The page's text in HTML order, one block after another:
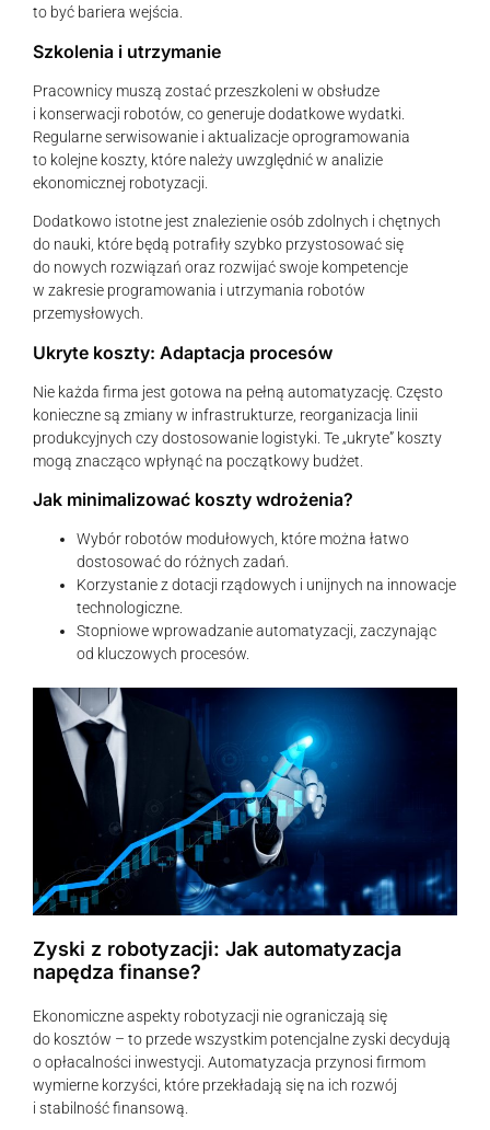
to być bariera wejścia.
Szkolenia i utrzymanie
Pracownicy muszą zostać przeszkoleni w obsłudze
i konserwacji robotów, co generuje dodatkowe wydatki.
Regularne serwisowanie i aktualizacje oprogramowania
to kolejne koszty, które należy uwzględnić w analizie
ekonomicznej robotyzacji.
Dodatkowo istotne jest znalezienie osób zdolnych i chętnych
do nauki, które będą potrafiły szybko przystosować się
do nowych rozwiązań oraz rozwijać swoje kompetencje
w zakresie programowania i utrzymania robotów
przemysłowych.
Ukryte koszty: Adaptacja procesów
Nie każda firma jest gotowa na pełną automatyzację. Często
konieczne są zmiany w infrastrukturze, reorganizacja linii
produkcyjnych czy dostosowanie logistyki. Te „ukryte” koszty
mogą znacząco wpłynąć na początkowy budżet.
Jak minimalizować koszty wdrożenia?
Wybór robotów modułowych, które można łatwo
dostosować do różnych zadań.
Korzystanie z dotacji rządowych i unijnych na innowacje
technologiczne.
Stopniowe wprowadzanie automatyzacji, zaczynając
od kluczowych procesów.
Zyski z robotyzacji: Jak automatyzacja
napędza finanse?
Ekonomiczne aspekty robotyzacji nie ograniczają się
do kosztów – to przede wszystkim potencjalne zyski decydują
o opłacalności inwestycji. Automatyzacja przynosi firmom
wymierne korzyści, które przekładają się na ich rozwój
i stabilność finansową.